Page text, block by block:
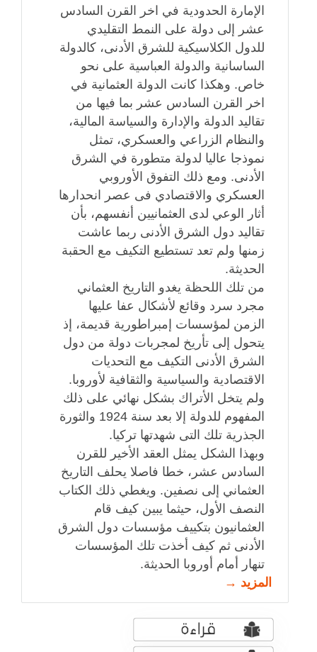
الإمارة الحدودية في اخر القرن السادس
عشر إلى دولة على النمط التقليدي
للدول الكلاسيكية للشرق الأدنى، كالدولة
الساسانية والدولة العباسية على نحو
خاص. وهكذا كانت الدولة العثمانية في
اخر القرن السادس عشر بما فيها من
تقاليد الدولة والإدارة والسياسة المالية،
والنظام الزراعي والعسكري، تمثل
نموذجا عاليا لدولة متطورة في الشرق
الأدنى. ومع ذلك التفوق الأوروبي
العسكري والاقتصادي فى عصر انحدارها
أثار الوعي لدى العثمانيين أنفسهم، بأن
تقاليد دول الشرق الأدنى ربما عاشت
زمنها ولم تعد تستطيع التكيف مع الحقبة
الحديثة.
من تلك اللحظة يغدو التاريخ العثماني
مجرد سرد وقائع لأشكال عفا عليها
الزمن لمؤسسات إمبراطورية قديمة، إذ
يتحول إلى تأريخ لمجربات دولة من دول
الشرق الأدنى التكيف مع التحديات
الاقتصادية والسياسية والثقافية لأوروبا.
ولم يتخل الأتراك بشكل نهائي على ذلك
المفهوم للدولة إلا بعد سنة 1924 والثورة
الجذرية تلك التى شهدتها تركيا.
وبهذا الشكل يمثل العقد الأخير للقرن
السادس عشر، خطا فاصلا يحلف التاريخ
العثماني إلى نصفين. ويغطي ذلك الكتاب
النصف الأول، حيثما يبين كيف قام
العثمانيون بتكييف مؤسسات دول الشرق
الأدنى ثم كيف أخذت تلك المؤسسات
تنهار أمام أوروبا الحديثة.
المزيد →